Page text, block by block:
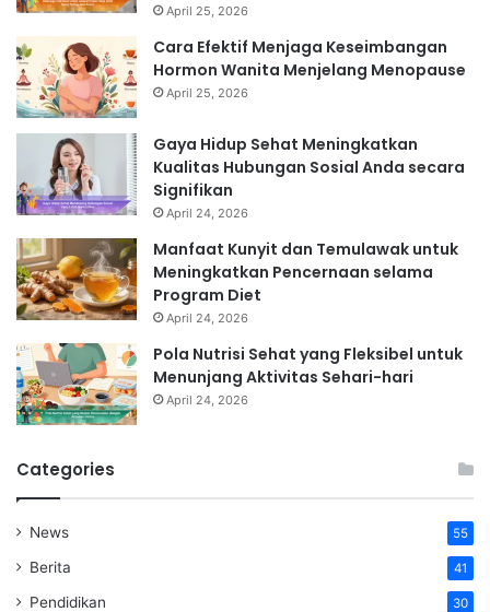
April 25, 2026
Cara Efektif Menjaga Keseimbangan
Hormon Wanita Menjelang Menopause
April 25, 2026
Gaya Hidup Sehat Meningkatkan
Kualitas Hubungan Sosial Anda secara
Signifikan
April 24, 2026
Manfaat Kunyit dan Temulawak untuk
Meningkatkan Pencernaan selama
Program Diet
April 24, 2026
Pola Nutrisi Sehat yang Fleksibel untuk
Menunjang Aktivitas Sehari-hari
April 24, 2026
Categories
News 55
Berita 41
Pendidikan 30